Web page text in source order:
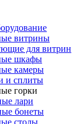
витрины
для витрин
шкафы
камеры
и сплиты
горки
лари
бонеты
столы